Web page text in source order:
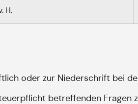
H.
oder zur Niederschrift bei
betreffenden Fragen